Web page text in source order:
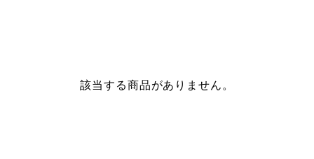
該当する商品がありません。